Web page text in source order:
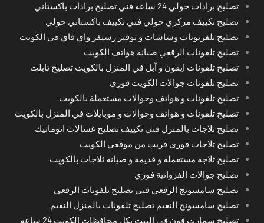
تصليح برادات حولي 24 ساعة فني تصليح برادات باكستاني
تصليح تكييف مركزي حولي فني تكييف باكستاني حولي
تصليح تلفزيونات وشاشات و توفير رسيفر واي فاي في الكويت
تصليح تلفونات الرقعي صيانة هواتف الكويت
تصليح تلفونات ايفون و آبل في المنزل بالكويت تصليح تابلت
تصليح تلفونات جوالات الكويت فوري
تصليح تلفونات و هواتف وجوالات مستعملة بالكويت
تصليح تلفونات و هواتف وجوالات و موبايلات في المنزل بالكويت
تصليح ثلاجات بالمنزل فني تكييف تصليح غسالات اتوماتيك
تصليح ثلاجات فوري قريب من موقعي الكويت
تصليح ثلاجة مستعملة و قديمة و صيانة ثلاجات بالكويت
تصليح جوالات الفروانية فوري
تصليح سامسونج الرقعي فني تصليح تلفونات الرقعي
تصليح سامسونج النعيم تصليح تلفونات بالمنزل النعيم
تصليح سمارت فون في البيت بكل محافظات الكويت 24 ساعة